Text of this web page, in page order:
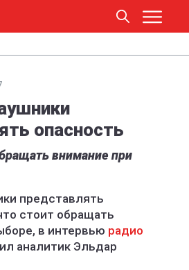
опасность
внимание при
представлять
стоит обращать
в интервью радио
аналитик Эльдар